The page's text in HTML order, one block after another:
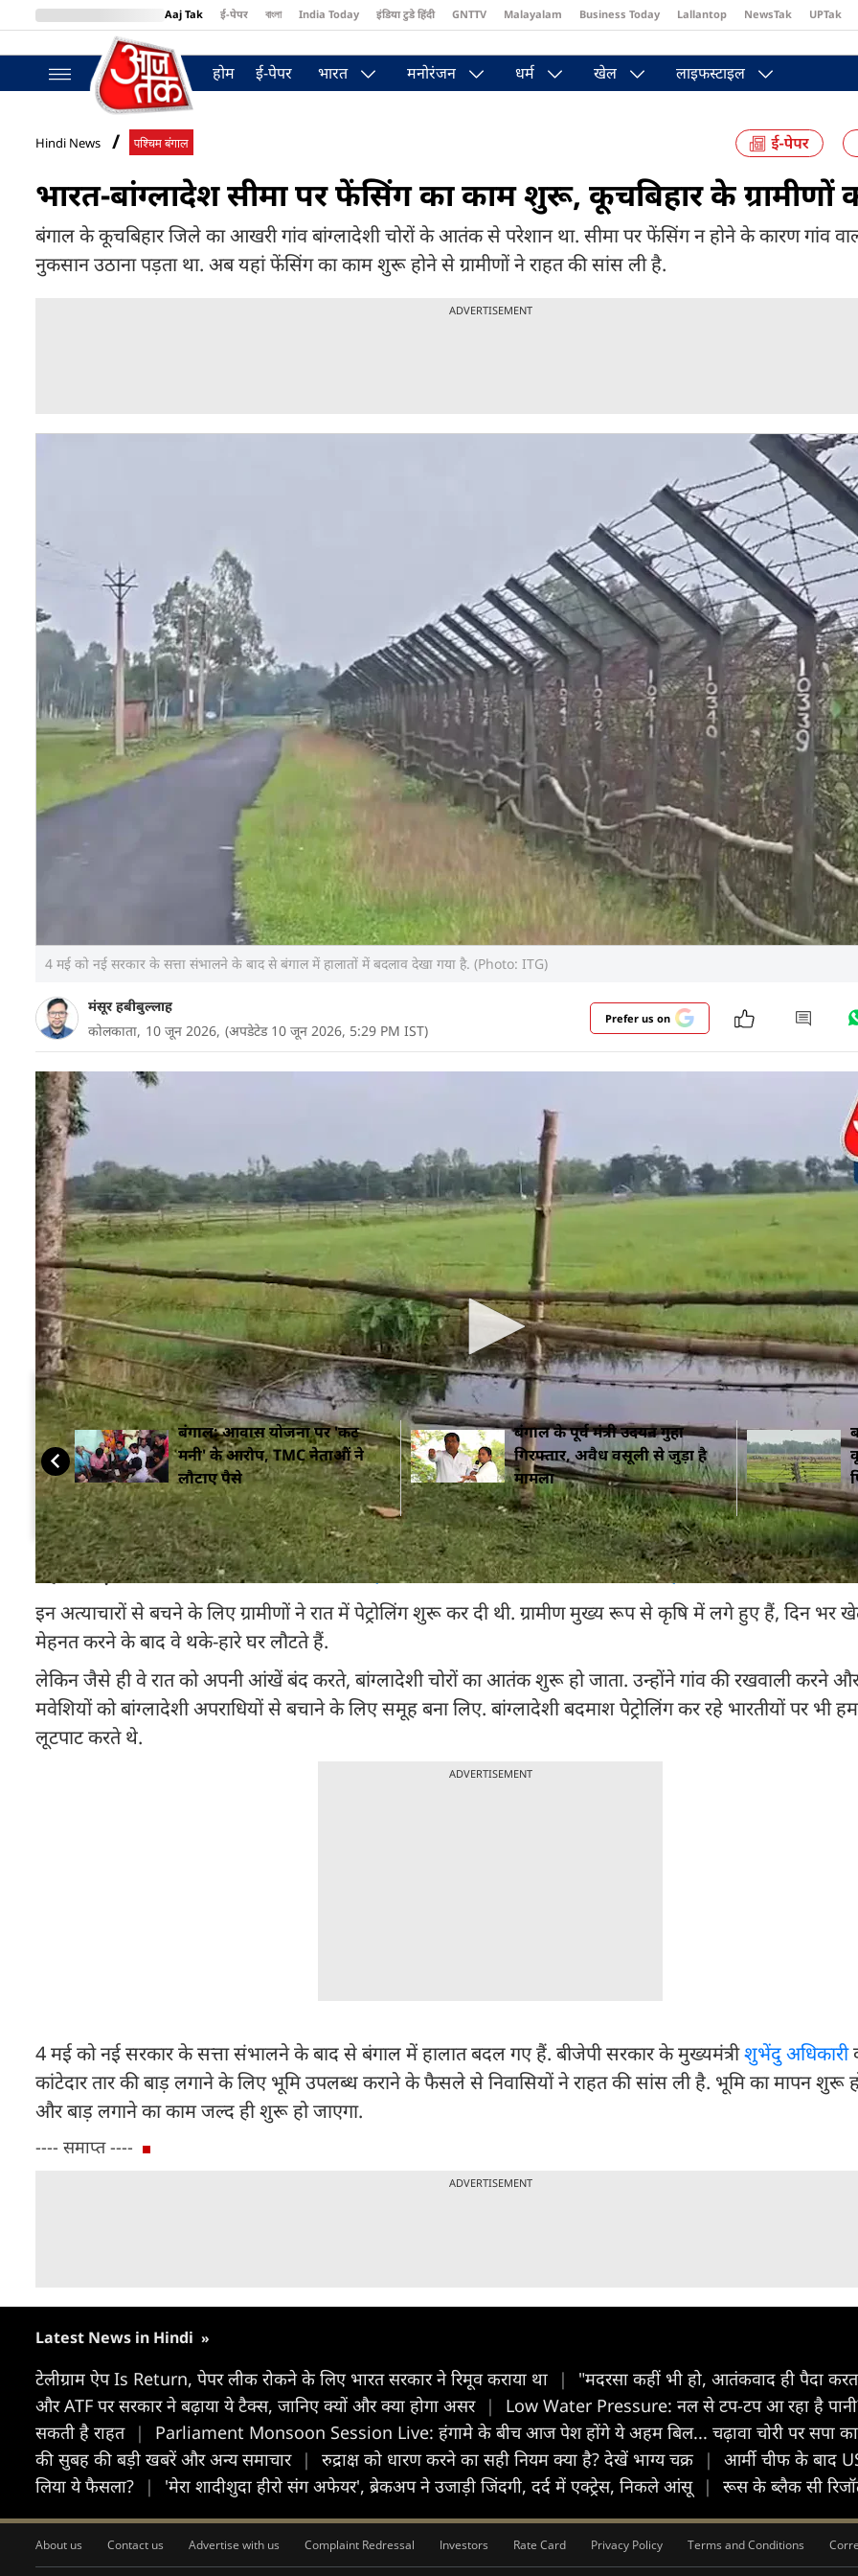
Aaj Tak ई-पेपर বাংলা India Today इंडिया टुडे हिंदी GNTTV Malayalam Business Today Lallantop NewsTak UPTak
BT Bazaar
होम ई-पेपर भारत मनोरंजन धर्म खेल लाइफस्टाइल
Hindi News पश्चिम बंगाल
भारत-बांग्लादेश सीमा पर फेंसिंग का काम शुरू, कूचबिहार के ग्रामीणों
बंगाल के कूचबिहार जिले का आखरी गांव बांग्लादेशी चोरों के आतंक से परेशान था. सीमा पर फेंसिंग न होने के कारण गांव
नुकसान उठाना पड़ता था. अब यहां फेंसिंग का काम शुरू होने से ग्रामीणों ने राहत की सांस ली है.
ADVERTISEMENT
4 मई को नई सरकार के सत्ता संभालने के बाद से बंगाल में हालातों में बदलाव देखा गया है. (Photo: ITG)
मंसूर हबीबुल्लाह
कोलकाता, 10 जून 2026, (अपडेटेड 10 जून 2026, 5:29 PM IST)
Prefer us on
पश्चिम बंगाल के कूचबिहार जिले का आखिरी गांव उत्तर अंदारण, तीन बीघा के पास मेखलीगंज-कुचलीबाड़ी सीमा पर स्थित
चारों ओर से बांग्लादेश के लालमोनिरहाट जिले के अंगरपोटा दहग्राम से घिरा हुआ है. इलाका फेंसिंग (बाड़) मुक्त होने के
स्थानीय निवासियों को लगातार बांग्लादेशी अपराधियों के उत्पीड़न और अत्याचारों का सामना करना पड़ता था.
और पढ़ें
जैसे ही शाम ढलती, इस गांव मेंबांग्लादेशसे आने वाले बदमाशों की आवाजाही बढ़ जाती. अंधेरे का फायदा उठाकर वे
दरवाजे तोड़कर मवेशी चुरा लेते और वापस बांग्लादेश भाग जाते.
स्थानीय निवासी बीएसएफ में शिकायतें दर्ज कराते, जिसके चलते दोनों देशों की सीमा सुरक्षा बलों के बीच फ्लैग मीटिंग भी
बदमाश ज्यादातर पकड़े नहीं जाते थे.
सम्बंधित ख़बरें
बंगाल: आवास योजना पर 'कट
मनी' के आरोप, TMC नेताओं ने
लौटाए पैसे
बंगाल के पूर्व मंत्री उदयन गुहा
गिरफ्तार, अवैध वसूली से जुड़ा है
मामला
यह भी पढ़ें:कोलकाता में TMC पार्षद गिरफ्तार, कोर्ट ले जाते समय जनता ने बरसाए अंडे, 'चोर-चोर' के लगे नारे
इन अत्याचारों से बचने के लिए ग्रामीणों ने रात में पेट्रोलिंग शुरू कर दी थी. ग्रामीण मुख्य रूप से कृषि में लगे हुए हैं, दिन भर
मेहनत करने के बाद वे थके-हारे घर लौटते हैं.
लेकिन जैसे ही वे रात को अपनी आंखें बंद करते, बांग्लादेशी चोरों का आतंक शुरू हो जाता. उन्होंने गांव की रखवाली करने
मवेशियों को बांग्लादेशी अपराधियों से बचाने के लिए समूह बना लिए. बांग्लादेशी बदमाश पेट्रोलिंग कर रहे भारतीयों पर भी
लूटपाट करते थे.
ADVERTISEMENT
4 मई को नई सरकार के सत्ता संभालने के बाद से बंगाल में हालात बदल गए हैं. बीजेपी सरकार के मुख्यमंत्रीशुभेंदु अधिकारी
कांटेदार तार की बाड़ लगाने के लिए भूमि उपलब्ध कराने के फैसले से निवासियों ने राहत की सांस ली है. भूमि का मापन शुरू
और बाड़ लगाने का काम जल्द ही शुरू हो जाएगा.
---- समाप्त ----
ADVERTISEMENT
Latest News in Hindi »
टेलीग्राम ऐप Is Return, पेपर लीक रोकने के लिए भारत सरकार ने रिमूव कराया था | "मदरसा कहीं भी हो, आतंकवाद ही पैदा
और ATF पर सरकार ने बढ़ाया ये टैक्स, जानिए क्यों और क्या होगा असर |
Low Water Pressure: नल से टप-टप आ रहा है
सकती है राहत | Parliament Monsoon Session Live: हंगामे के बीच आज पेश होंगे ये अहम बिल... चढ़ावा चोरी पर सपा का
की सुबह की बड़ी खबरें और अन्य समाचार | रुद्राक्ष को धारण करने का सही नियम क्या है? देखें भाग्य चक्र |
आर्मी चीफ के बाद
लिया ये फैसला?
| 'मेरा शादीशुदा हीरो संग अफेयर', ब्रेकअप ने उजाड़ी जिंदगी, दर्द में एक्ट्रेस, निकले आंसू | रूस के ब्लैक सी
About us Contact us Advertise with us Complaint Redressal Investors Rate Card Privacy Policy Terms and Conditions